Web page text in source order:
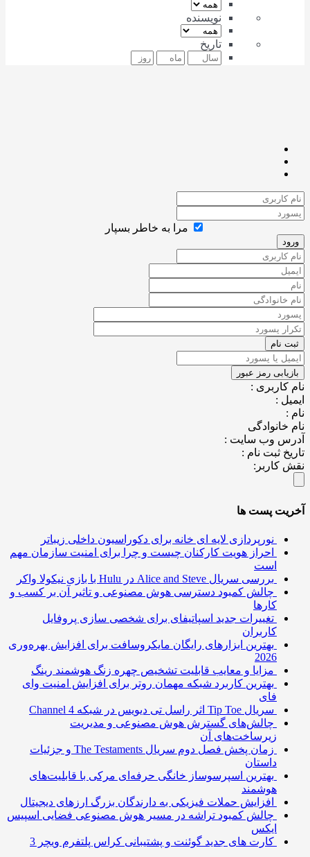
نویسنده
تاریخ
مرا به خاطر بسپار
:
:
وب سایت :
ثبت نام :
کاربر:
پست ها
نورپردازی لایه ای خانه برای دکوراسیون داخلی زیباتر
احراز هویت کارکنان چیست و چرا برای امنیت سازمان مهم
بررسی سریال Alice and Steve در Hulu با بازی نیکولا واکر
چالش کمبود دسترسی هوش مصنوعی و تاثیر آن بر کسب و
کارها
تغییرات جدید اسپاتیفای برای شخصی سازی پروفایل
کاربران
بهترین ابزارهای رایگان مایکروسافت برای افزایش بهره‌وری
مزایا و معایب قابلیت تشخیص چهره زنگ هوشمند رینگ
بهترین کاربرد شبکه مهمان روتر برای افزایش امنیت وای
سریال Tip Toe اثر راسل تی دیویس در شبکه Channel 4
چالش‌های گسترش هوش مصنوعی و مدیریت
زیرساخت‌های آن
زمان پخش فصل دوم سریال The Testaments و جزئیات
داستان
بهترین اسپرسوساز خانگی حرفه‌ای مرکی با قابلیت‌های
هوشمند
افزایش حملات فیزیکی به دارندگان بزرگ ارزهای دیجیتال
چالش کمبود تراشه در مسیر هوش مصنوعی فضایی اسپیس
کارت های جدید گوئنت و پشتیبانی کراس پلتفرم ویچر 3